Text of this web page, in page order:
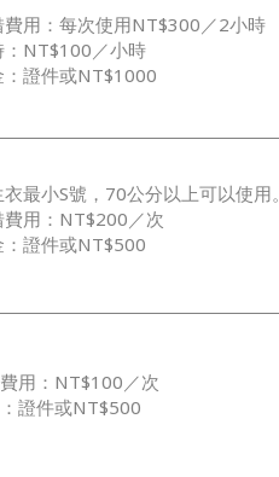
費用：每次使用NT$300／2小時
：NT$100／小時
：證件或NT$1000
最小S號，70公分以上可以使用。
費用：NT$200／次
：證件或NT$500​
用：NT$100／次
證件或NT$500​​